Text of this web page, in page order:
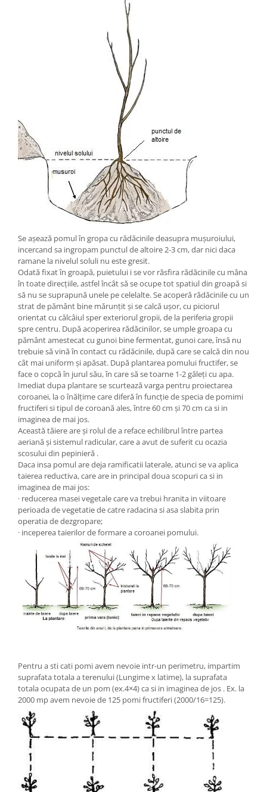
Se așează pomul în gropa cu rădăcinile deasupra mușuroiului,
incercand sa ingropam punctul de altoire 2-3 cm, dar nici daca
ramane la nivelul soluli nu este gresit.
Odată fixat în groapă, puietului i se vor răsfira rădăcinile cu mâna
în toate direcțiile, astfel încât să se ocupe tot spatiul din groapă si
să nu se suprapună unele pe celelalte. Se acoperă rădăcinile cu un
strat de pământ bine mărunțit și se calcă ușor, cu piciorul
orientat cu călcâiul sper exteriorul gropii, de la periferia gropii
spre centru. După acoperirea rădăcinilor, se umple groapa cu
pământ amestecat cu gunoi bine fermentat, gunoi care, însă nu
trebuie să vină în contact cu rădăcinile, după care se calcă din nou
cât mai uniform și apăsat. După plantarea pomului fructifer, se
face o copcă în jurul său, în care să se toarne 1-2 găleți cu apa.
Imediat dupa plantare se scurtează varga pentru proiectarea
coroanei, la o înălțime care diferă în funcție de specia de pomimi
fructiferi si tipul de coroană ales, între 60 cm și 70 cm ca si in
imaginea de mai jos.
Această tăiere are și rolul de a reface echilibrul între partea
aeriană și sistemul radicular, care a avut de suferit cu ocazia
scosului din pepinieră .
Daca insa pomul are deja ramificatii laterale, atunci se va aplica
taierea reductiva, care are in principal doua scopuri ca si in
imaginea de mai jos:
· reducerea masei vegetale care va trebui hranita in viitoare
perioada de vegetatie de catre radacina si asa slabita prin
operatia de dezgropare;
· inceperea taierilor de formare a coroanei pomului.
Pentru a sti cati pomi avem nevoie intr-un perimetru, impartim
suprafata totala a terenului (Lungime x latime), la suprafata
totala ocupata de un pom (ex.4×4) ca si in imaginea de jos . Ex. la
2000 mp avem nevoie de 125 pomi fructiferi (2000/16=125).